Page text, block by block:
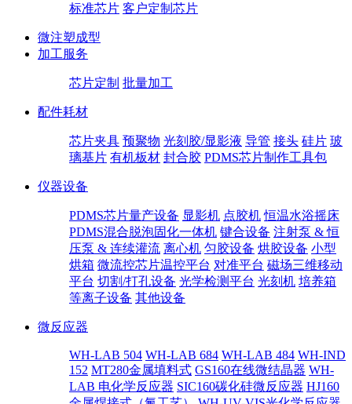
标准芯片 客户定制芯片
微注塑成型
加工服务
芯片定制 批量加工
配件耗材
芯片夹具 预聚物 光刻胶/显影液 导管 接头 硅片 玻
璃基片 有机板材 封合胶 PDMS芯片制作工具包
仪器设备
PDMS芯片量产设备 显影机 点胶机 恒温水浴摇床
PDMS混合脱泡固化一体机 键合设备 注射泵 & 恒
压泵 & 连续灌流 离心机 匀胶设备 烘胶设备 小型
烘箱 微流控芯片温控平台 对准平台 磁场三维移动
平台 切割/打孔设备 光学检测平台 光刻机 培养箱
等离子设备 其他设备
微反应器
WH-LAB 504 WH-LAB 684 WH-LAB 484 WH-IND
152 MT280金属填料式 GS160在线微结晶器 WH-
LAB 电化学反应器 SIC160碳化硅微反应器 HJ160